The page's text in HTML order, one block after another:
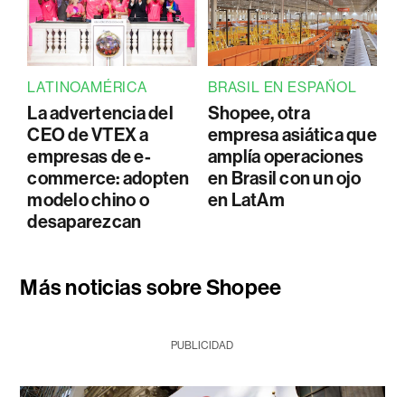
LATINOAMÉRICA
La advertencia del
CEO de VTEX a
empresas de e-
commerce: adopten
modelo chino o
desaparezcan
BRASIL EN ESPAÑOL
Shopee, otra
empresa asiática que
amplía operaciones
en Brasil con un ojo
en LatAm
Más noticias sobre Shopee
PUBLICIDAD